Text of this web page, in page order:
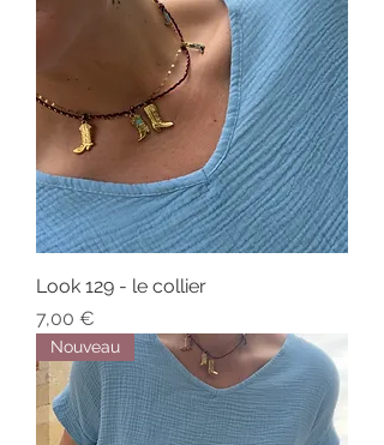
Look 129 - le collier
Prix
7,00 €
Nouveau